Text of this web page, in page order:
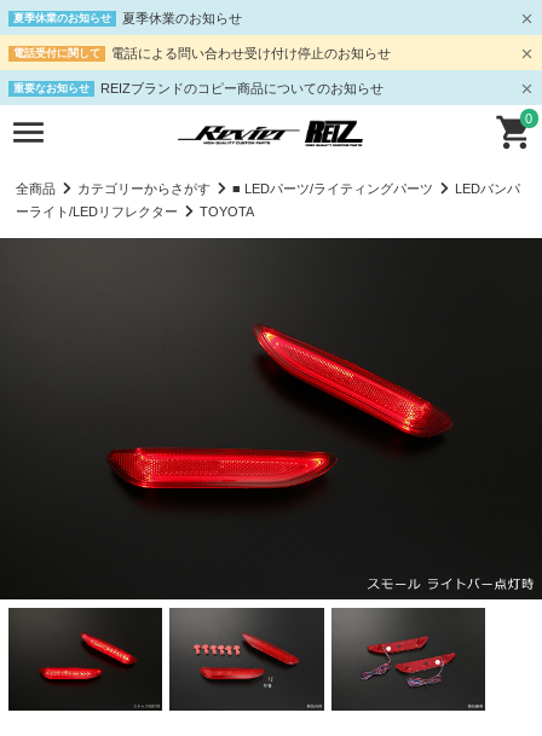
夏季休業のお知らせ 夏季休業のお知らせ
電話受付に関して 電話による問い合わせ受け付け停止のお知らせ
重要なお知らせ REIZブランドのコピー商品についてのお知らせ
0
全商品 カテゴリーからさがす ■ LEDパーツ/ライティングパーツ
LEDバンパ
ーライト/LEDリフレクター
TOYOTA